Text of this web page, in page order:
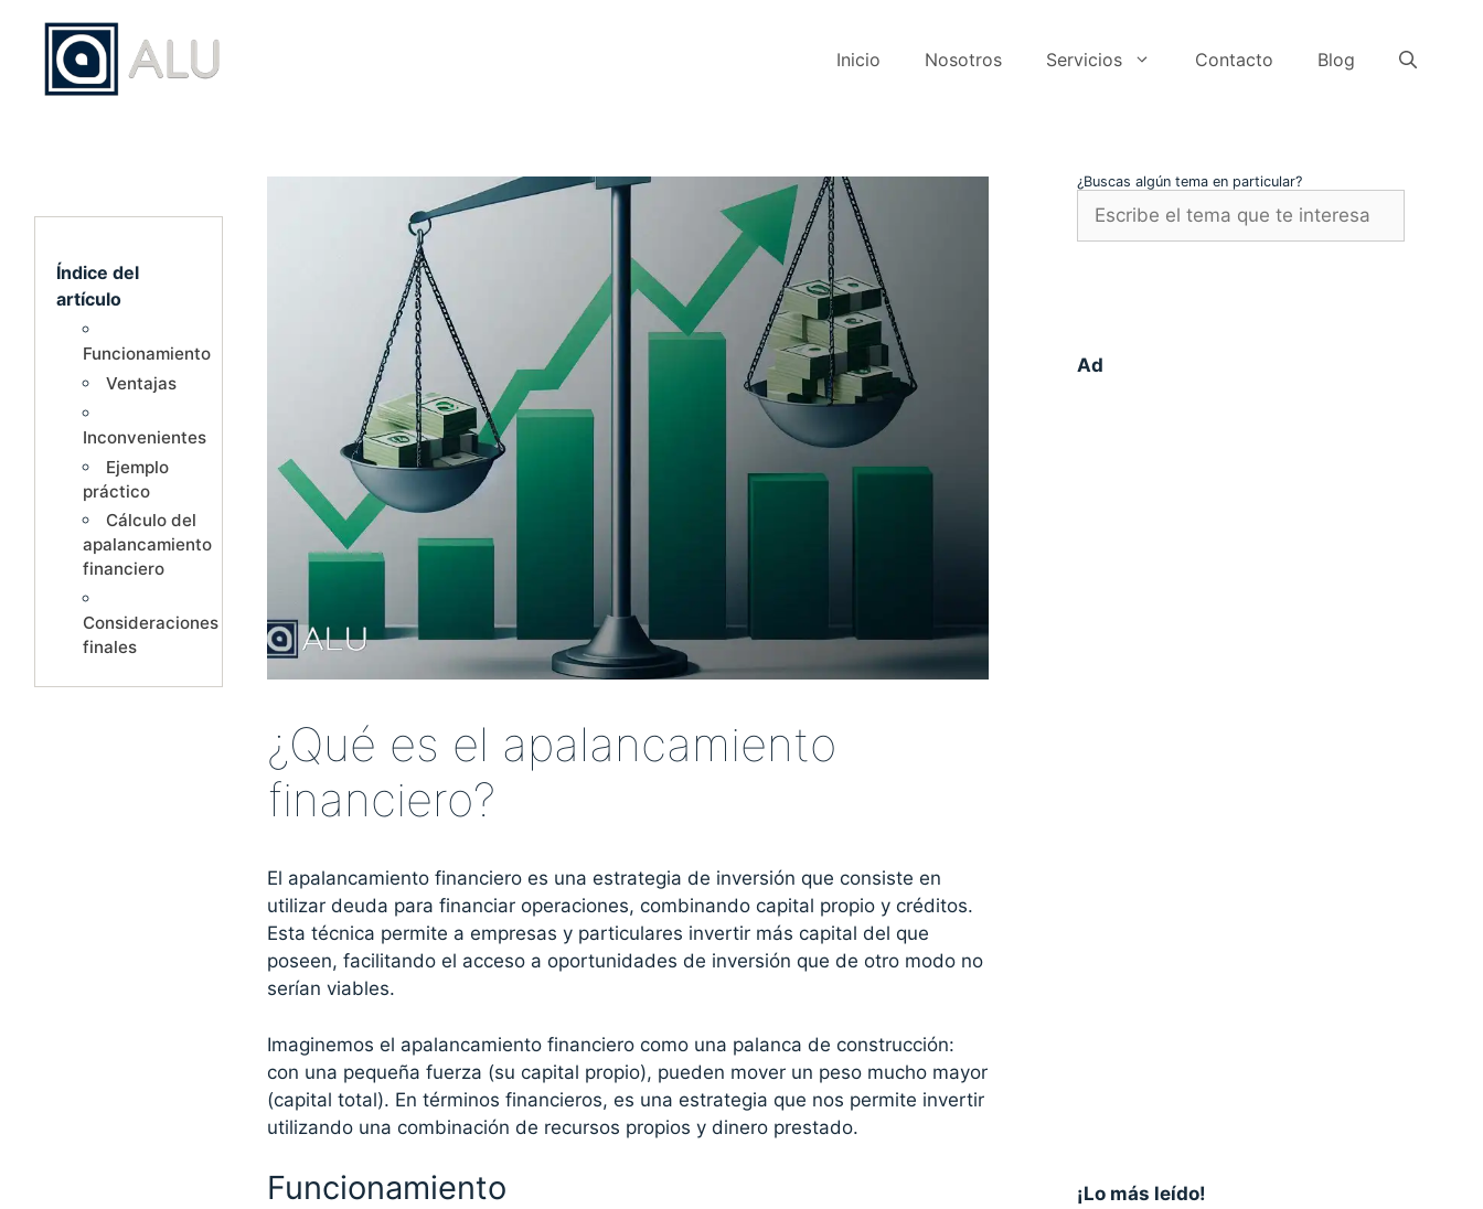
contenido
Inicio Nosotros Servicios Contacto Blog
¿Qué es el apalancamiento
financiero?
El apalancamiento financiero es una estrategia de inversión que consiste en
utilizar deuda para financiar operaciones, combinando capital propio y créditos.
Esta técnica permite a empresas y particulares invertir más capital del que
poseen, facilitando el acceso a oportunidades de inversión que de otro modo no
serían viables.
Imaginemos el apalancamiento financiero como una palanca de construcción:
con una pequeña fuerza (su capital propio), pueden mover un peso mucho mayor
(capital total). En términos financieros, es una estrategia que nos permite invertir
utilizando una combinación de recursos propios y dinero prestado.
Funcionamiento
Índice del
artículo
Funcionamiento
Ventajas
Inconvenientes
Ejemplo
práctico
Cálculo del
apalancamiento
financiero
Consideraciones
finales
¿Buscas algún tema en particular?
Ad
¡Lo más leído!